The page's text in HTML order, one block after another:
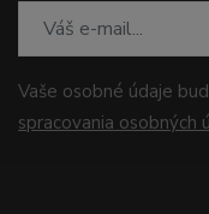
Vaše osobné údaje
spracovania osobných